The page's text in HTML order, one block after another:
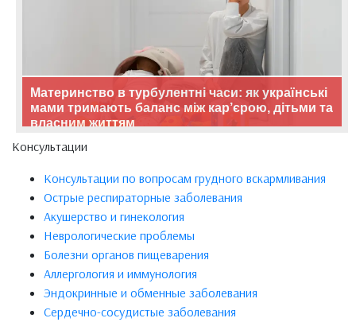
Материнство в турбулентні часи: як українські
мами тримають баланс між кар’єрою, дітьми та
власним життям
Консультации
Консультации по вопросам грудного вскармливания
Острые респираторные заболевания
Акушерство и гинекология
Неврологические проблемы
Болезни органов пищеварения
Аллергология и иммунология
Эндокринные и обменные заболевания
Сердечно-сосудистые заболевания